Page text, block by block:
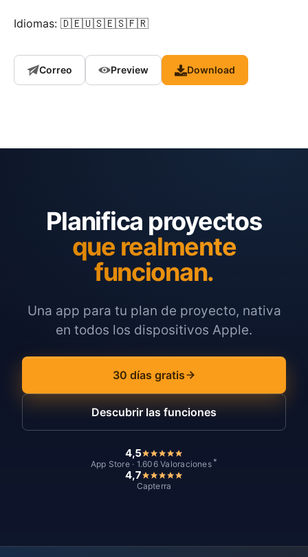
Idiomas: 🇩🇪🇺🇸🇪🇸🇫🇷
Correo Preview Download
Planifica proyectos
que realmente
funcionan.
Una app para tu plan de proyecto, nativa
en todos los dispositivos Apple.
30 días gratis
Descubrir las funciones
4,5
App Store · 1.606 Valoraciones *
4,7
Capterra